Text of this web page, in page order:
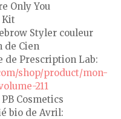
Only You
Kit
Styler couleur
de Cien
de Prescription Lab:
shop/product/mon-
211
Cosmetics
bio de Avril: